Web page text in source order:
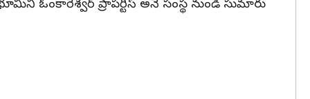
ఓంకారేశ్వర్ ప్రాపర్టీస్ అనే సంస్థ నుండి సుమారు